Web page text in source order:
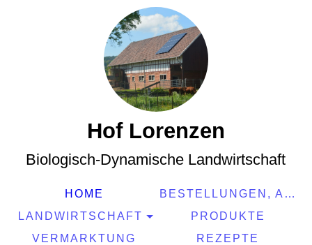
Hof Lorenzen
Biologisch-Dynamische Landwirtschaft
HOME
BESTELLUNGEN, AKTUELLES
LANDWIRTSCHAFT
PRODUKTE
VERMARKTUNG
REZEPTE